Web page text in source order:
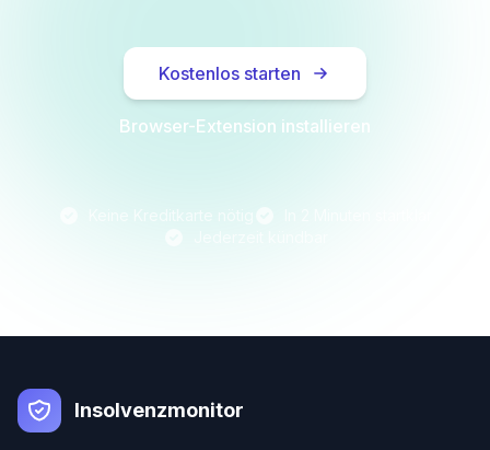
Kostenlos starten
Browser-Extension installieren
Insolvenzmonitor